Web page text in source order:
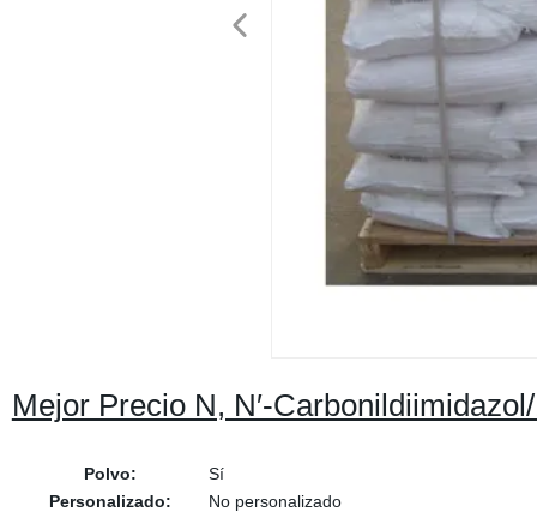
Mejor Precio N, N′-
Polvo:
Sí
Personalizado:
No personalizado